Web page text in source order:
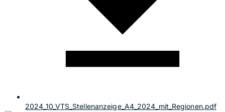
2024_10_VTS_Stellenanzeige_A4_2024_mit_Regionen.pdf